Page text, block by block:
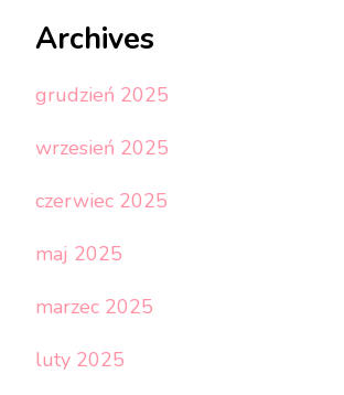
Archives
grudzień 2025
wrzesień 2025
czerwiec 2025
maj 2025
marzec 2025
luty 2025